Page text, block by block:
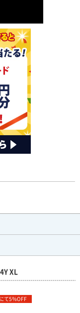
XL
て5％OFF